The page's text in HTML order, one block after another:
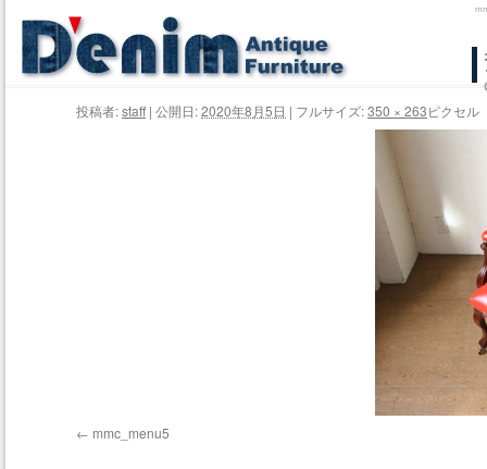
テ
ス
キ
投稿者:staff | 公開日:2020年8月5日 | フルサイズ:350 × 263ピクセル
mmc_menu5